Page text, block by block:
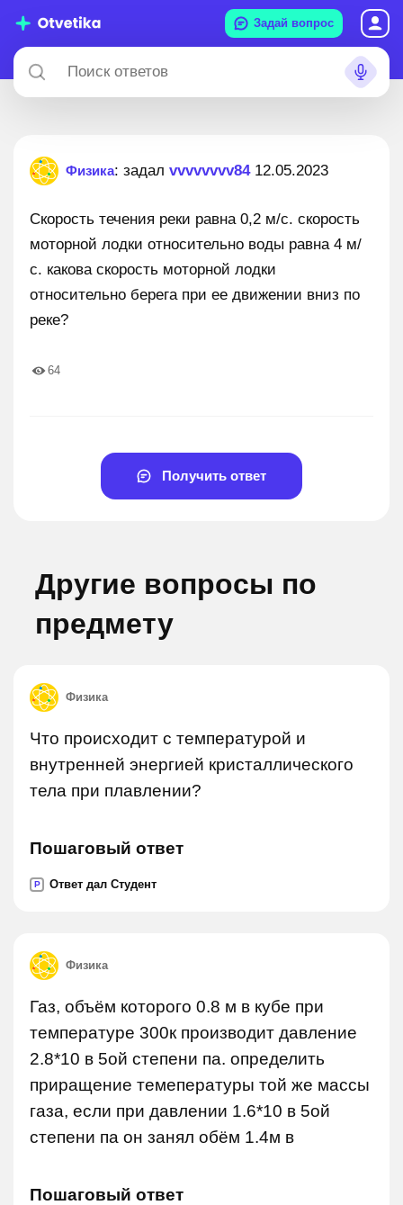
Задай вопрос
Физика: задал vvvvvvvv8412.05.2023
Скорость течения реки равна 0,2 м/с. скорость
моторной лодки относительно воды равна 4 м/
с. какова скорость моторной лодки
относительно берега при ее движении вниз по
реке?
64
Получить ответ
Другие вопросы по
предмету
Физика
Что происходит с температурой и
внутренней энергией кристаллического
тела при плавлении?
Пошаговый ответ
P Ответ дал Студент
Физика
Газ, объём которого 0.8 м в кубе при
температуре 300к производит давление
2.8*10 в 5ой степени па. определить
приращение темепературы той же массы
газа, если при давлении 1.6*10 в 5ой
степени па он занял обём 1.4м в
Пошаговый ответ